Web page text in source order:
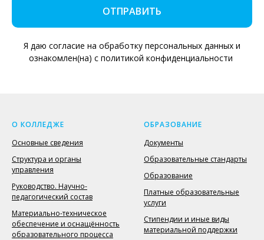
ОТПРАВИТЬ
Я даю согласие на обработку персональных данных и
ознакомлен(на) с политикой конфиденциальности
О КОЛЛЕДЖЕ
Основные сведения
Структура и органы
управления
Руководство. Научно-
педагогический состав
Материально-техническое
обеспечение и оснащённость
образовательного процесса
ОБРАЗОВАНИЕ
Документы
Образовательные стандарты
Образование
Платные образовательные
услуги
Стипендии и иные виды
материальной поддержки